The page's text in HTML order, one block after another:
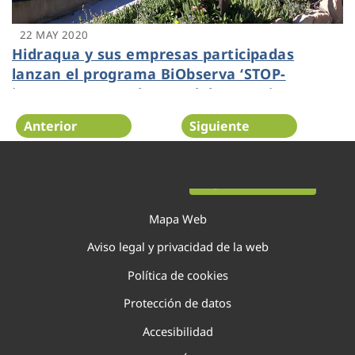
22 MAY 2020
Hidraqua y sus empresas participadas
lanzan el programa BiObserva ‘STOP-
invasoras’ para el control de especies
invasoras en sus instalaciones
Anterior Siguiente
Mapa Web
Aviso legal y privacidad de la web
Política de cookies
Protección de datos
Accesibilidad